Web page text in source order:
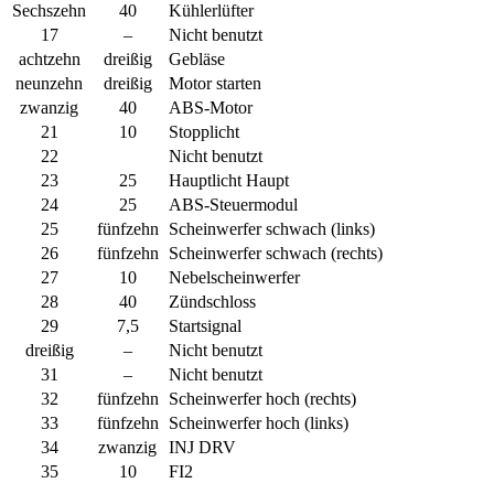
Sechszehn
40
Kühlerlüfter
17
–
Nicht benutzt
achtzehn
dreißig
Gebläse
neunzehn
dreißig
Motor starten
zwanzig
40
ABS-Motor
21
10
Stopplicht
22
Nicht benutzt
23
25
Hauptlicht Haupt
24
25
ABS-Steuermodul
25
fünfzehn
Scheinwerfer schwach (links)
26
fünfzehn
Scheinwerfer schwach (rechts)
27
10
Nebelscheinwerfer
28
40
Zündschloss
29
7,5
Startsignal
dreißig
–
Nicht benutzt
31
–
Nicht benutzt
32
fünfzehn
Scheinwerfer hoch (rechts)
33
fünfzehn
Scheinwerfer hoch (links)
34
zwanzig
INJ DRV
35
10
FI2